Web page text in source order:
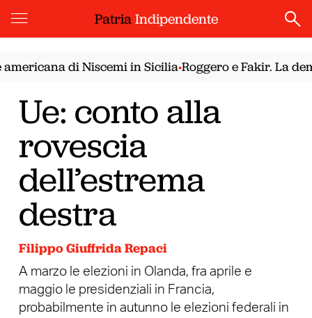
PatriaIndipendente
di Niscemi in Sicilia•Roggero e Fakir. La
Ue: conto alla
rovescia
dell’estrema
destra
Filippo Giuffrida Repaci
A marzo le elezioni in Olanda, fra aprile e
maggio le presidenziali in Francia,
probabilmente in autunno le elezioni federali in